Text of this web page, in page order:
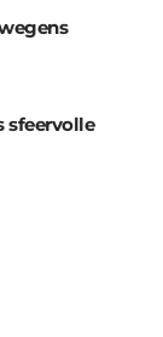
sfeervolle